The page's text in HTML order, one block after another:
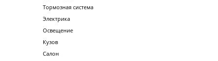
Тормозная система
Электрика
Освещение
Кузов
Салон